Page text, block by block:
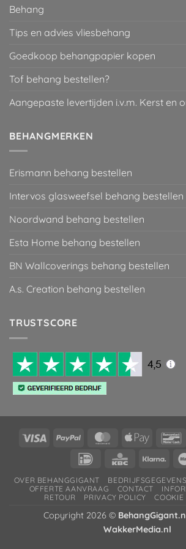
Behang
Tips en advies vliesbehang
Goedkoop behangpapier kopen
Tof behang bestellen?
Aangepaste levertijden i.v.m. Kerst en
BEHANGMERKEN
Erismann behang bestellen
Intervos glasweefsel behang bestellen
Noordwand behang bestellen
Esta Home behang bestellen
BN Wallcoverings behang bestellen
A.s. Creation behang bestellen
TRUSTSCORE
Visa PayPal MasterCard
Apple
IDeal
KBC
OVER BEHANGGIGANT BEDRIJFSGEGEVENS
OFFERTE AANVRAAG
CONTACT
RETOUR
PRIVACY POLICY
Copyright 2026 ©
WakkerMedia.nl